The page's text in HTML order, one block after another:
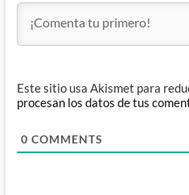
Este sitio usa Akismet para
procesan los datos de tus
0 COMMENTS